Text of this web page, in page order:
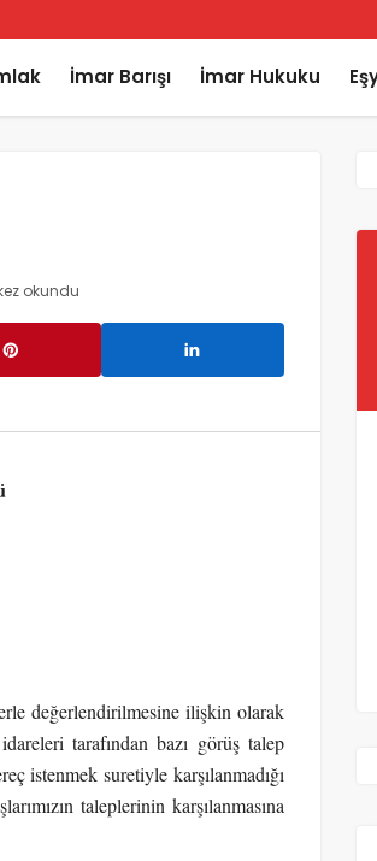
İmar Barışı İmar Hukuku
okundu
değerlendirilmesine ilişkin olarak
tarafından bazı görüş talep
istenmek suretiyle karşılanmadığı
taleplerinin karşılanmasına